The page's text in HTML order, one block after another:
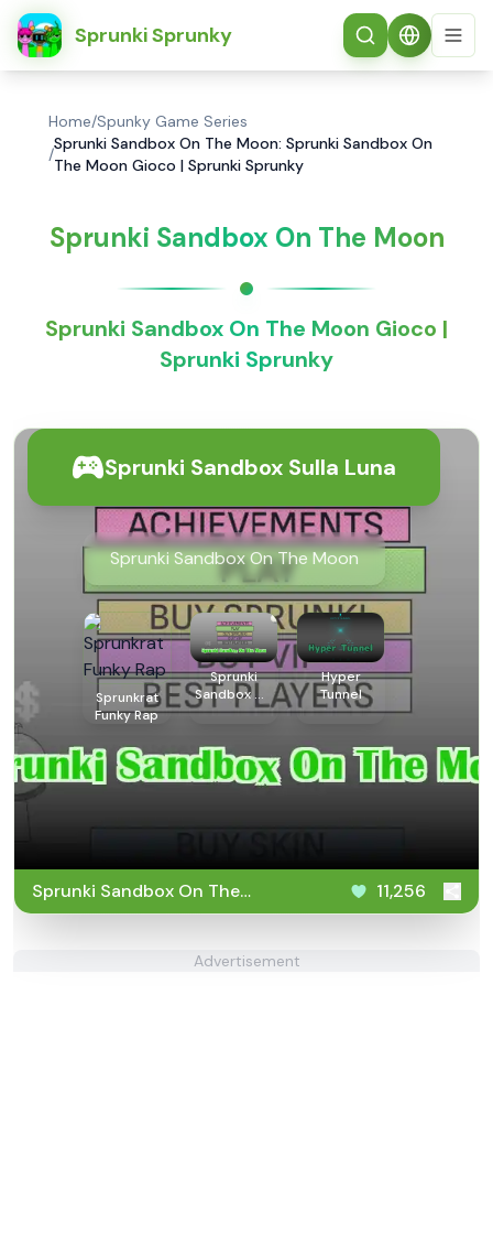
Sprunki Sprunky
简体中文
Home/Spunky Game Series
/
Sprunki Sandbox On The Moon: Sprunki Sandbox On
The Moon Gioco | Sprunki Sprunky
Sprunki Sandbox On The Moon
Sprunki Sandbox On The Moon Gioco |
Sprunki Sprunky
Sprunki Sandbox Sulla Luna
Sprunki Sandbox On The Moon
Sprunkrat
Funky Rap
Sprunki
Sandbox On
The Moon
Hyper
Tunnel
Sprunki Sandbox On The
Moon
11,256
Advertisement